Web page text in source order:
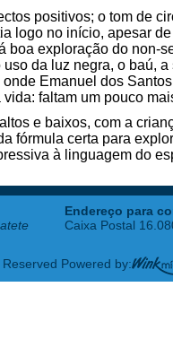
positivos; o tom de
logo no início, apesar
boa exploração do non-
da luz negra, o baú,
Emanuel dos
faltam um pouco
e baixos, com a
fórmula certa para
à linguagem do
Endereço para
Caixa Postal
Powered by: